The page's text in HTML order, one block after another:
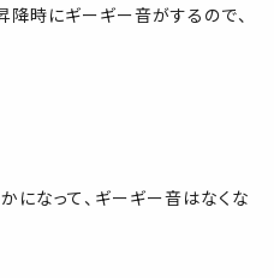
降時にギーギー音がするので、
になって、ギーギー音はなくな